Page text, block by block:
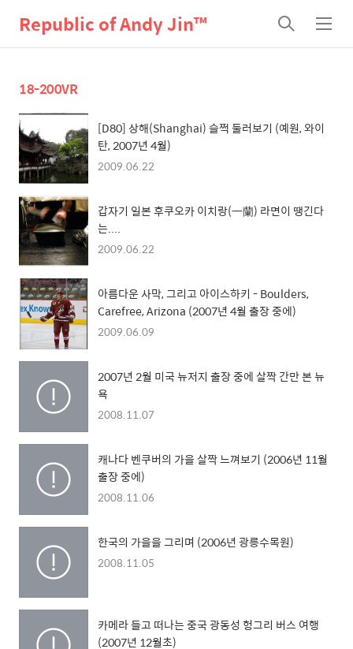
Republic of Andy Jin™
검
색
메
뉴
18-200VR
[D80] 상해(Shanghai) 슬쩍 둘러보기 (예원, 와이
탄, 2007년 4월)
2009.06.22
갑자기 일본 후쿠오카 이치랑(一蘭) 라면이 땡긴다
는....
2009.06.22
아름다운 사막, 그리고 아이스하키 - Boulders,
Carefree, Arizona (2007년 4월 출장 중에)
2009.06.09
2007년 2월 미국 뉴저지 출장 중에 살짝 간만 본 뉴
욕
2008.11.07
캐나다 벤쿠버의 가을 살짝 느껴보기 (2006년 11월
출장 중에)
2008.11.06
한국의 가을을 그리며 (2006년 광릉수목원)
2008.11.05
카메라 들고 떠나는 중국 광동성 헝그리 버스 여행
(2007년 12월초)